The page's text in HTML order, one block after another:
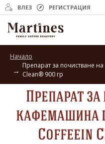
ВЛЕЗ РЕГИСТРАЦИЯ
Начало
Препарат за почистване
Clean® 900 гр
Препарат
кафемашина
Coffeein